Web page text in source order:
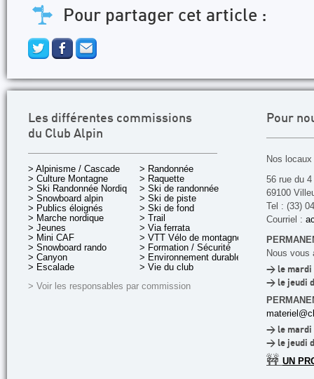
Pour partager cet article :
Les différentes commissions
du Club Alpin
> Alpinisme / Cascade
> Culture Montagne
> Ski Randonnée Nordique
> Snowboard alpin
> Publics éloignés
> Marche nordique
> Jeunes
> Mini CAF
> Snowboard rando
> Canyon
> Escalade
> Randonnée
> Raquette
> Ski de randonnée
> Ski de piste
> Ski de fond
> Trail
> Via ferrata
> VTT Vélo de montagne
> Formation / Sécurité
> Environnement durable
> Vie du club
> Voir les responsables par commission
Pour
Nos
56 rue du
69100
Tel : (33)
Courriel :
Nous vous
> le mardi
> le jeudi
> le mardi
> le jeudi
🚧 UN